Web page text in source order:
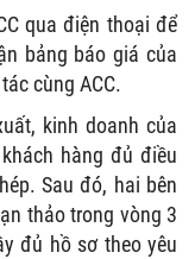
qua điện thoại để
bảng báo giá của
cùng ACC.
kinh doanh của
hàng đủ điều
Sau đó, hai bên
thảo trong vòng 3
đủ hồ sơ theo yêu